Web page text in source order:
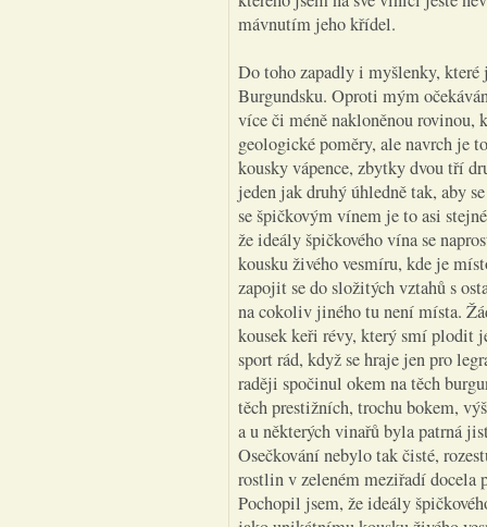
mávnutím jeho křídel.
Do toho zapadly i myšlenky, které
Burgundsku. Oproti mým
více či méně nakloněnou rovinou,
geologické poměry, ale navrch je
kousky vápence, zbytky dvou tří
jeden jak druhý úhledně tak, aby
se špičkovým vínem je to asi
že ideály špičkového vína se
kousku živého vesmíru, kde je
zapojit se do složitých vztahů s
na cokoliv jiného tu není místa.
kousek keři révy, který smí plodit
sport rád, když se hraje jen pro
raději spočinul okem na těch
těch prestižních, trochu bokem,
a u některých vinařů byla patrná
Osečkování nebylo tak čisté,
rostlin v zeleném meziřadí docela
Pochopil jsem, že ideály